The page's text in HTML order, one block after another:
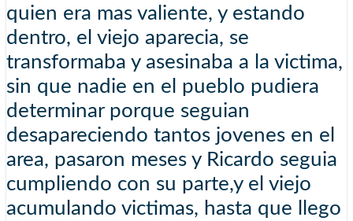
quien era mas valiente, y estando
dentro, el viejo aparecia, se
transformaba y asesinaba a la victima,
sin que nadie en el pueblo pudiera
determinar porque seguian
desapareciendo tantos jovenes en el
area, pasaron meses y Ricardo seguia
cumpliendo con su parte,y el viejo
acumulando victimas, hasta que llego